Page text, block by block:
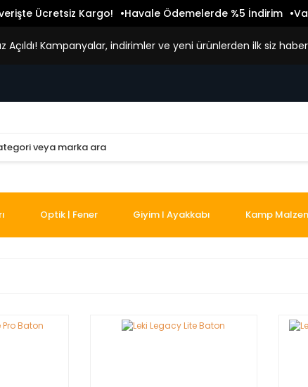
Ücretsiz Kargo! Havale Ödemelerde %5 İndirim
Açıldı! Kampanyalar, indirimler ve yeni ürünlerden ilk siz
Optik | Fener Giyim I Ayakkabı Kamp